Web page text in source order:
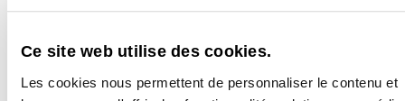
Ce site web utilise des cookies.
Les cookies nous permettent de personnaliser le contenu et